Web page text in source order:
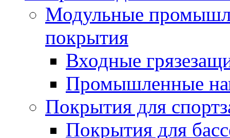
Модульные
покрытия
Входные
Промышленные
Покрытия для
Покрытия для